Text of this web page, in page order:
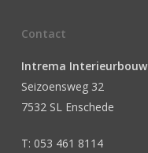
Contact
Intrema Interieurbouw
Seizoensweg 32
7532 SL Enschede
T: 053 461 8114